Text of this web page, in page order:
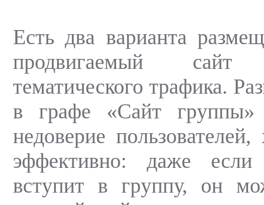
Есть два варианта
продвигаемый
тематического трафика.
в графе «Сайт группы»
недоверие пользователей,
эффективно: даже если
вступит в группу, он